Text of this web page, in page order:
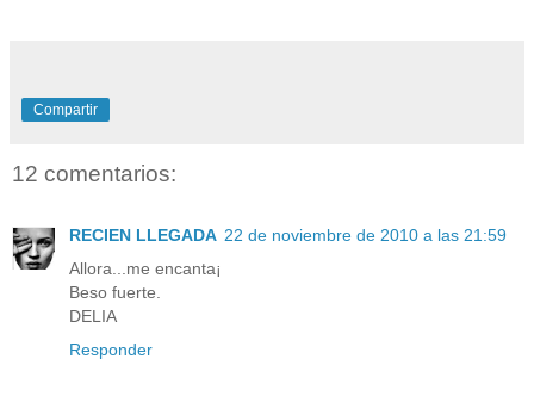
Compartir
12 comentarios:
RECIEN LLEGADA 22 de noviembre de 2010 a las 21:59
Allora...me encanta¡
Beso fuerte.
DELIA
Responder